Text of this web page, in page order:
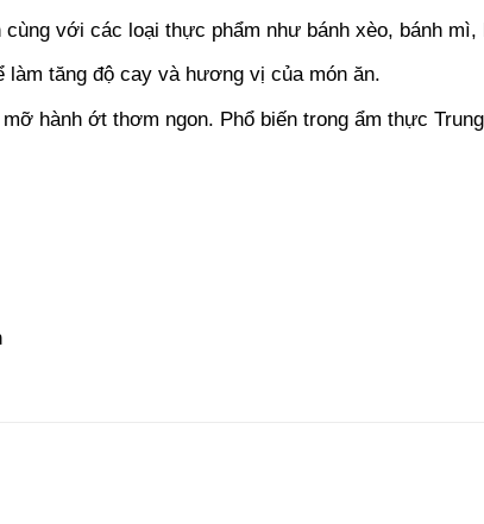
với các loại thực phẩm như bánh xèo, bánh mì,
tăng độ cay và hương vị của món ăn.
hành ớt thơm ngon. Phổ biến trong ẩm thực